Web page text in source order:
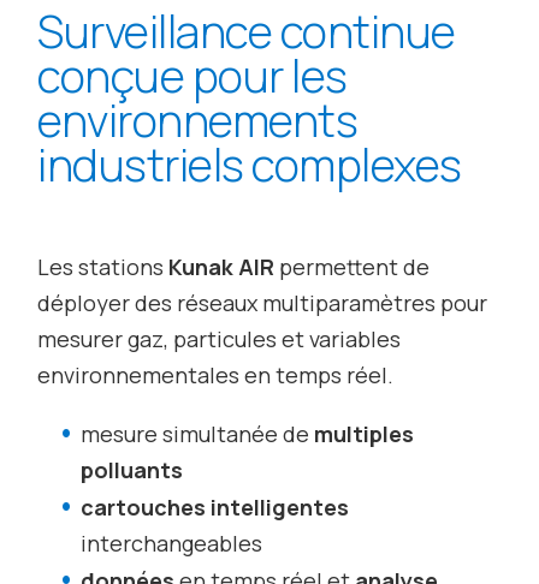
Surveillance continue
conçue pour les
environnements
industriels complexes
Les stations Kunak AIR permettent de
déployer des réseaux multiparamètres pour
mesurer gaz, particules et variables
environnementales en temps réel.
mesure simultanée de multiples
polluants
cartouches intelligentes
interchangeables